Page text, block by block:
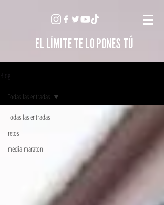
EL LÍMITE TE LO PONES TÚ
Blog
Todas las entradas
retos
media maraton
Todas las entradas